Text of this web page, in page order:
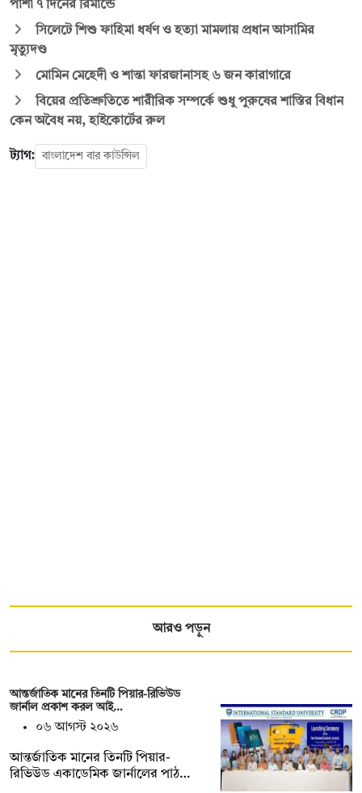
পাশা ৭ দিনের রিমান্ডে
সিলেটে শিশু ফাহিমা ধর্ষণ ও হত্যা মামলায় প্রধান আসামির
মৃত্যুদণ্ড
মোমিন মেহেদী ও শান্তা ফারজানাসহ ৬ জন কারাগারে
বিয়ের প্রতিশ্রুতিতে শারীরিক সম্পর্কে শুধু পুরুষের শাস্তির বিধান
কেন অবৈধ নয়, হাইকোর্টের রুল
ট্যাগ: বাংলাদেশ বার কাউন্সিল
আরও পড়ুন
আন্তর্জাতিক মানের তিনটি পিয়ার-রিভিউড
জার্নাল প্রকাশ করল আই…
০৬ আগস্ট ২০২৬
আন্তর্জাতিক মানের তিনটি পিয়ার-
রিভিউড একাডেমিক জার্নালের পাঠ…